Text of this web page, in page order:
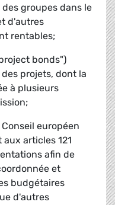
groupes dans le
d'autres
rentables;
bonds")
projets, dont la
à plusieurs
européen
articles 121
afin de
et
budgétaires
d'autres